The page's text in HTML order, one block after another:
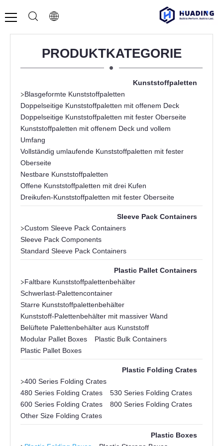
PRODUKTKATEGORIE
Kunststoffpaletten
>Blasgeformte Kunststoffpaletten
Doppelseitige Kunststoffpaletten mit offenem Deck
Doppelseitige Kunststoffpaletten mit fester Oberseite
Kunststoffpaletten mit offenem Deck und vollem
Umfang
Vollständig umlaufende Kunststoffpaletten mit fester
Oberseite
Nestbare Kunststoffpaletten
Offene Kunststoffpaletten mit drei Kufen
Dreikufen-Kunststoffpaletten mit fester Oberseite
Sleeve Pack Containers
>Custom Sleeve Pack Containers
Sleeve Pack Components
Standard Sleeve Pack Containers
Plastic Pallet Containers
>Faltbare Kunststoffpalettenbehälter
Schwerlast-Palettencontainer
Starre Kunststoffpalettenbehälter
Kunststoff-Palettenbehälter mit massiver Wand
Belüftete Palettenbehälter aus Kunststoff
Modular Pallet Boxes
Plastic Bulk Containers
Plastic Pallet Boxes
Plastic Folding Crates
>400 Series Folding Crates
480 Series Folding Crates
530 Series Folding Crates
600 Series Folding Crates
800 Series Folding Crates
Other Size Folding Crates
Plastic Boxes